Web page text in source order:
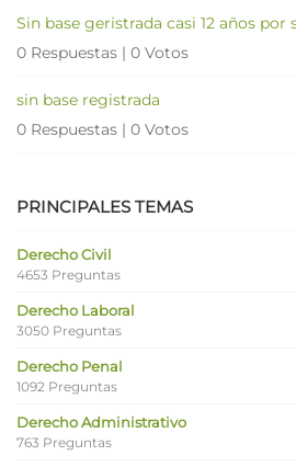
Sin base geristrada casi 12 años por
0 Respuestas | 0 Votos
sin base registrada
0 Respuestas | 0 Votos
PRINCIPALES TEMAS
Derecho Civil
4653 Preguntas
Derecho Laboral
3050 Preguntas
Derecho Penal
1092 Preguntas
Derecho Administrativo
763 Preguntas